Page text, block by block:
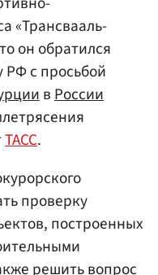
«Трансвааль-
он обратился
РФ с просьбой
вРоссии
ТАСС.
проверку
построенных
решить вопрос